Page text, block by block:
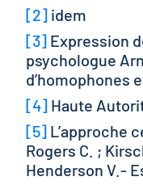
[2] idem
[3] Expression
psychologue
d’homophones
[4] Haute
[5] L’approche
Rogers C. ;
Henderson V.-